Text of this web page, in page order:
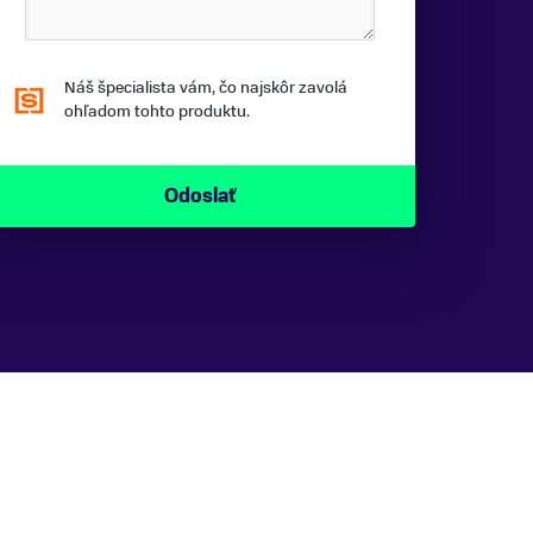
Náš špecialista vám, čo najskôr zavolá
ohľadom tohto produktu.